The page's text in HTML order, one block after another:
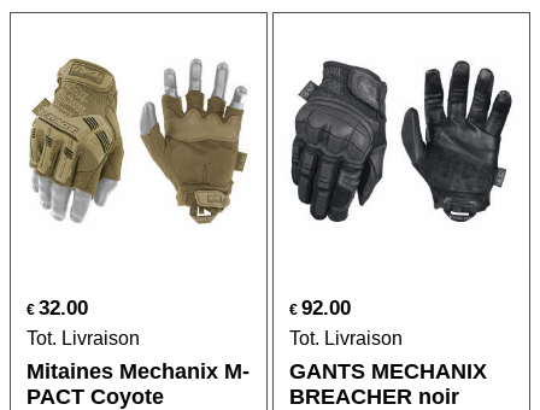
€ 32.00
Tot. Livraison
Mitaines Mechanix M-
PACT Coyote
€ 92.00
Tot. Livraison
GANTS MECHANIX
BREACHER noir